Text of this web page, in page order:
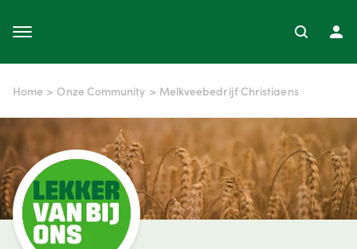
Home > Onze Community > Melkveebedrijf Christiaens